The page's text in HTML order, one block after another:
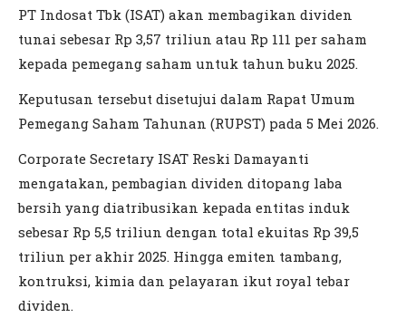
PT Indosat Tbk (ISAT) akan membagikan dividen
tunai sebesar Rp 3,57 triliun atau Rp 111 per saham
kepada pemegang saham untuk tahun buku 2025.
Keputusan tersebut disetujui dalam Rapat Umum
Pemegang Saham Tahunan (RUPST) pada 5 Mei 2026.
Corporate Secretary ISAT Reski Damayanti
mengatakan, pembagian dividen ditopang laba
bersih yang diatribusikan kepada entitas induk
sebesar Rp 5,5 triliun dengan total ekuitas Rp 39,5
triliun per akhir 2025. Hingga emiten tambang,
kontruksi, kimia dan pelayaran ikut royal tebar
dividen.